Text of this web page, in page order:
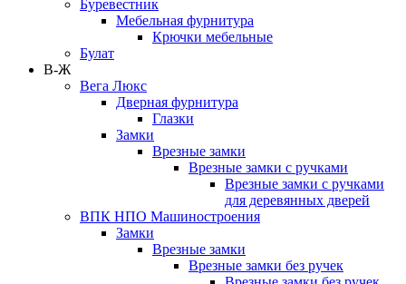
Буревестник
Мебельная фурнитура
Крючки мебельные
Булат
В-Ж
Вега Люкс
Дверная фурнитура
Глазки
Замки
Врезные замки
Врезные замки с ручками
Врезные замки с ручками
для деревянных дверей
ВПК НПО Машиностроения
Замки
Врезные замки
Врезные замки без ручек